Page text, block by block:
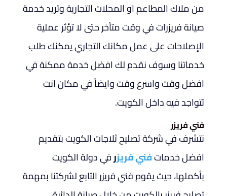
من ملاك المطاعم او المحلات التجارية وتريد خدمة
صيانة فريزرات في وقت متأخر حتى لا تؤثر عملية
الإصلاحات على عمل مكانك التجاري يمكنك طلب
خدماتنا وسوف نقدم لك افضل خدمة ممكنة في
افضل وقت واسرع وقت وايضاً في مكان انت
تتواجد فيه داخل الكويت.
فني فريزر
نتشرف في شركة تصليح ثلاجات الكويت بتقديم
افضل خدماتفني فريزرفي دولة الكويت
بأكملها، حيث يقوم فني فريزر التابع لشركتنا بمهمة